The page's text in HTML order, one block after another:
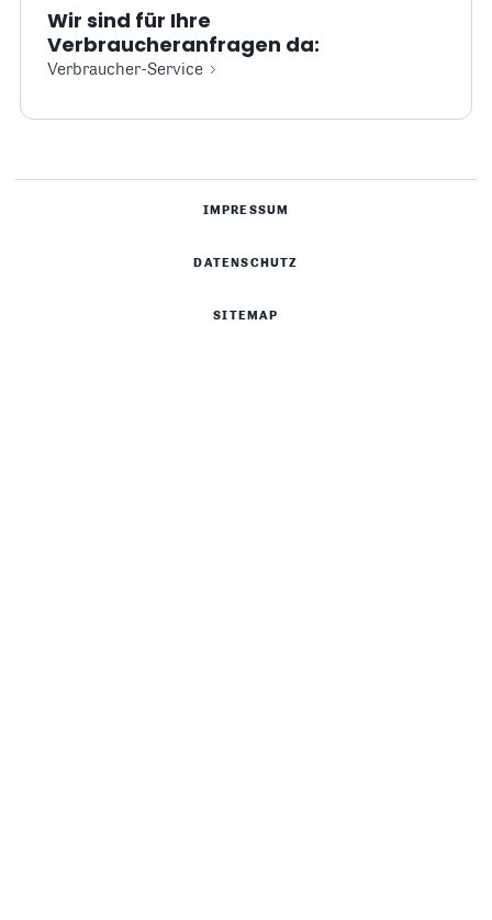
Wir sind für Ihre
Verbraucheranfragen da:
Verbraucher-Service
IMPRESSUM
DATENSCHUTZ
SITEMAP